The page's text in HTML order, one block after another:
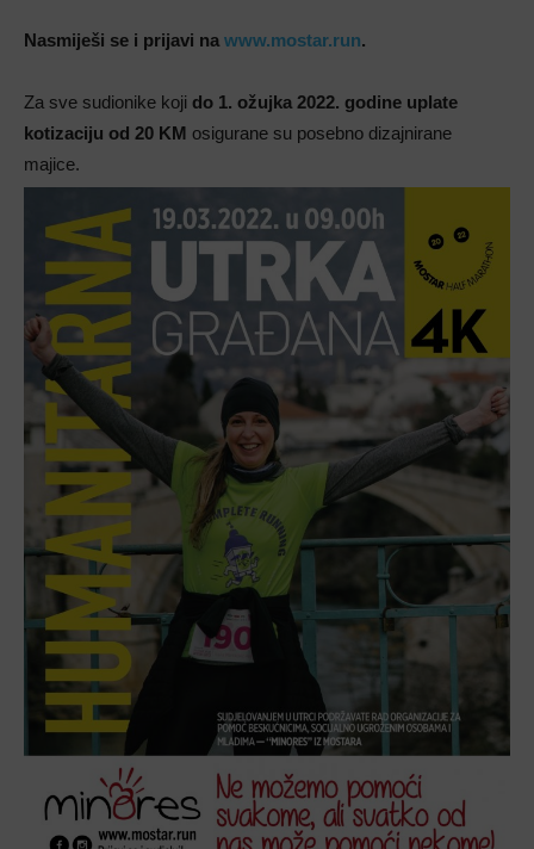
Nasmiješi se i prijavi na www.mostar.run.
Za sve sudionike koji do 1. ožujka 2022. godine uplate
kotizaciju od 20 KM osigurane su posebno dizajnirane
majice.